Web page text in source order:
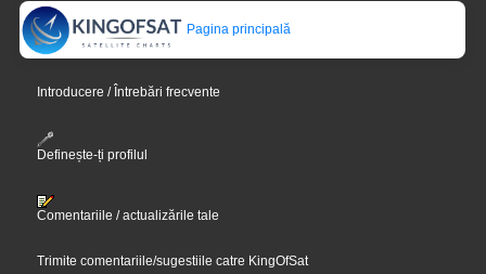
Pagina principală
Introducere / Întrebări frecvente
Definește-ți profilul
Comentariile / actualizările tale
Trimite comentariile/sugestiile catre KingOfSat